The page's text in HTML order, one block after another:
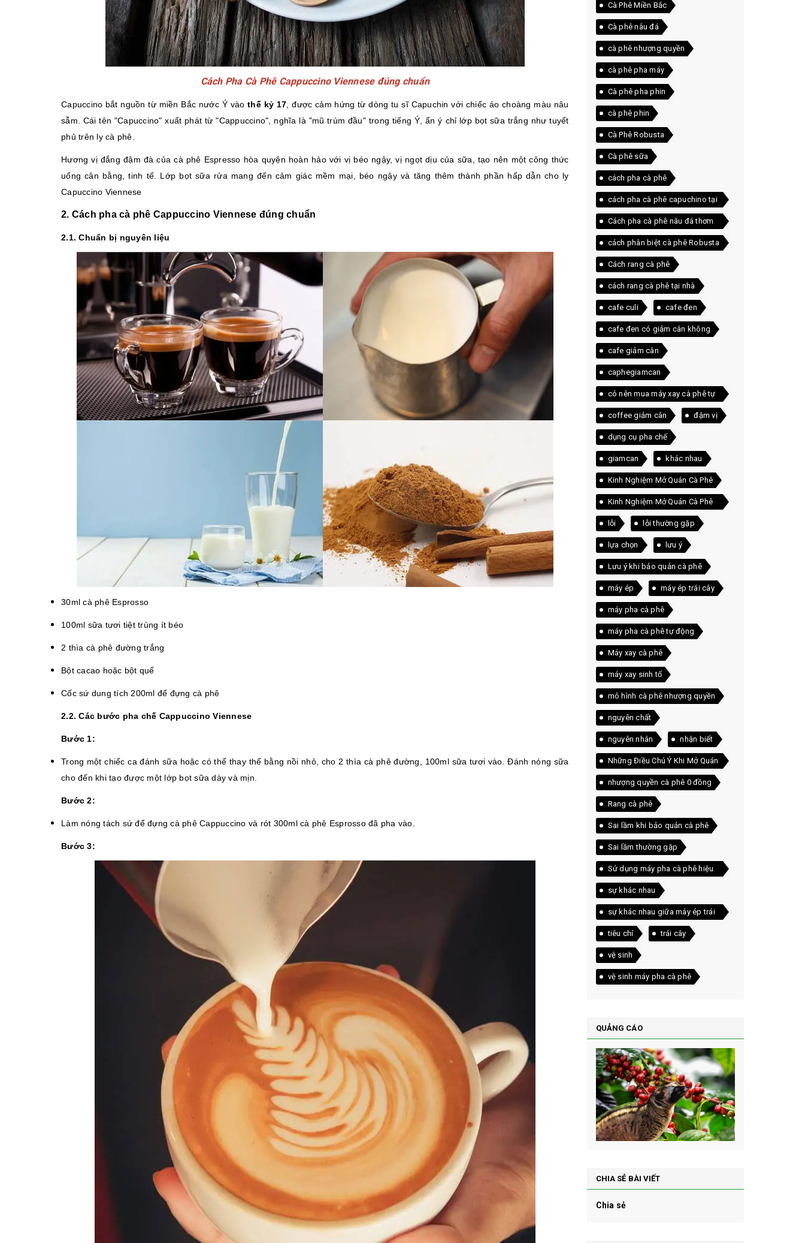
Cách Pha Cà Phê Cappuccino Viennese đúng chuẩn
Capuccino bắt nguồn từ miền Bắc nước Ý vàothế kỷ 17 , được cảm hứng từ dòng tu sĩ Capuchin với chiếc áo choàng màu nâu
sẫm. Cái tên "Capuccino" xuất phát từ "Cappuccino", nghĩa là "mũ trùm đầu" trong tiếng Ý, ẩn ý chỉ lớp bọt sữa trắng như tuyết
phủ trên ly cà phê.
Hương vị đắng đậm đà của cà phê Espresso hòa quyện hoàn hảo với vị béo ngậy, vị ngọt dịu của sữa, tạo nên một công thức
uống cân bằng, tinh tế. Lớp bọt sữa rửa mang đến cảm giác mềm mại, béo ngậy và tăng thêm thành phần hấp dẫn cho ly
Capuccino Viennese
2. Cách pha cà phê Cappuccino Viennese đúng chuẩn
2.1. Chuẩn bị nguyên liệu
30ml cà phê Esprosso
100ml sữa tươi tiệt trùng ít béo
2 thìa cà phê đường trắng
Bột cacao hoặc bột quế
Cốc sứ dung tích 200ml để đựng cà phê
2.2. Các bước pha chế Cappuccino Viennese
Bước 1:
Trong một chiếc ca đánh sữa hoặc có thể thay thế bằng nồi nhỏ, cho 2 thìa cà phê đường, 100ml sữa tươi vào. Đánh nóng sữa
cho đến khi tạo được một lớp bọt sữa dày và mịn.
Bước 2:
Làm nóng tách sứ để đựng cà phê Cappuccino và rót 300ml cà phê Esprosso đã pha vào.
Bước 3:
Cà Phê Miền Bắc
Cà phê nâu đá
cà phê nhượng quyền
cà phê pha máy
Cà phê pha phin
cà phê phin
Cà Phê Robusta
Cà phê sữa
cách pha cà phê
cách pha cà phê capuchino tại
nhà
Cách pha cà phê nâu đá thơm
ngon ngay tại nhà
cách phân biệt cà phê Robusta
và Arabica
Cách rang cà phê
cách rang cà phê tại nhà
cafe culi cafe đen
cafe đen có giảm cân không
cafe giảm cân
caphegiamcan
có nên mua máy xay cà phê tự
động
coffee giảm cân đậm vị
dụng cụ pha chế
giamcan khác nhau
Kinh Nghiệm Mở Quán Cà Phê
Kinh Nghiệm Mở Quán Cà Phê
Thực Tế
lỗi lỗi thường gặp
lựa chọn lưu ý
Lưu ý khi bảo quản cà phê
máy ép máy ép trái cây
máy pha cà phê
máy pha cà phê tự động
Máy xay cà phê
máy xay sinh tố
mô hình cà phê nhượng quyền
nguyên chất
nguyên nhân nhận biết
Những Điều Chú Ý Khi Mở Quán
Cà Phê
nhượng quyền cà phê 0 đồng
Rang cà phê
Sai lầm khi bảo quản cà phê
Sai lầm thường gặp
Sử dụng máy pha cà phê hiệu
quả
sự khác nhau
sự khác nhau giữa máy ép trái
cây và máy xay sinh tố
tiêu chí trái cây
vệ sinh
vệ sinh máy pha cà phê
QUẢNG CÁO
CHIA SẺ BÀI VIẾT
Chia sẻ